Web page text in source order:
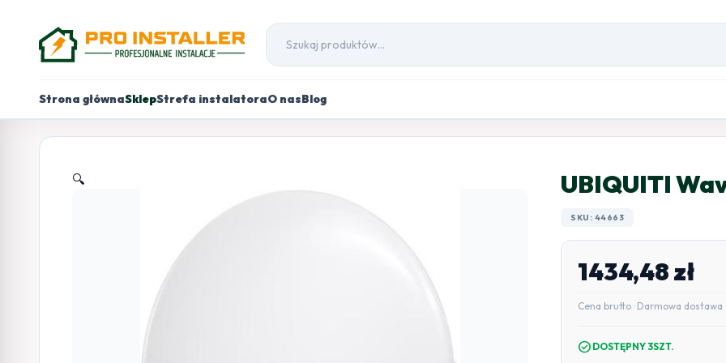
Strona głównaSklepStrefa instalatoraO nasBlog
🔍 UBIQUITI
SKU: 44663
1434,48zł
Cena brutto · Darmowa dostawa
check_circle DOSTĘPNY 3SZT.